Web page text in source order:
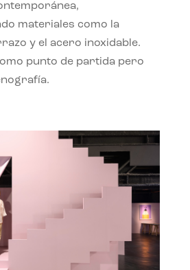
materiales como la
y el acero inoxidable.
punto de partida pero